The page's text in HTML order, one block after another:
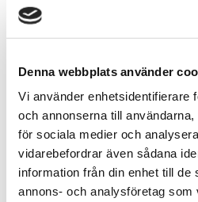
Denna webbplats använder
Vi använder enhetsidentifierare
och annonserna till
för sociala medier och
vidarebefordrar även sådana
information från din enhet till de
annons- och analysföretag som
produkter, se dina
Skapa